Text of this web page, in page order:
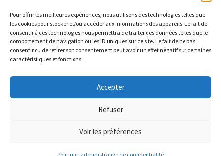
Pour offrir les meilleures expériences, nous utilisons des technologies telles que
les cookies pour stocker et/ou accéder aux informations des appareils. Le fait de
consentir à ces technologies nous permettra de traiter des données telles que le
comportement de navigation ou les ID uniques sur ce site. Le fait de ne pas
consentir ou de retirer son consentement peut avoir un effet négatif sur certaines
caractéristiques et fonctions.
Accepter
Refuser
Voir les préférences
Politique administrative de confidentialité
2026 Centre de services scolaire des Phares | Tous droits réservés
YouTube Facebook